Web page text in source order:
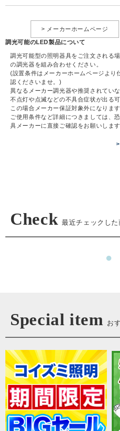
> メーカーホームページ
調光可能のLED製品について
調光可能型の照明器具をご注文される
の調光器を組み合わせください。
(設置条件はメーカーホームページより
認くださいませ。)
異なるメーカー調光器や推奨されてい
不点灯や点滅などの不具合症状が出る
この場合メーカー保証対象外になりま
ご使用条件など詳細につきましては、
具メーカーに直接ご確認をお願いします
Check 最近チェックした
Special item お